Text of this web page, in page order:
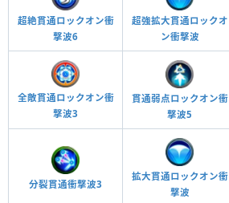
超絶貫通ロックオン衝
撃波6
超強拡大貫通ロックオ
ン衝撃波
全敵貫通ロックオン衝
撃波3
貫通弱点ロックオン衝
撃波5
分裂貫通衝撃波3
拡大貫通ロックオン衝
撃波